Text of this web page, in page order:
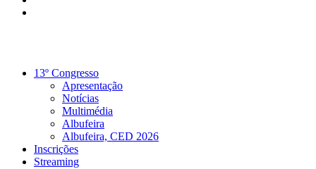
13º Congresso
Apresentação
Notícias
Multimédia
Albufeira
Albufeira, CED 2026
Inscrições
Streaming